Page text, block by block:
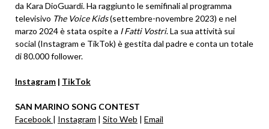
da Kara DioGuardi. Ha raggiunto le semifinali al programma
televisivo The Voice Kids(settembre-novembre 2023) e nel
marzo 2024 è stata ospite a I Fatti Vostri. La sua attività sui
social (Instagram e TikTok) è gestita dal padre e conta un totale
di 80.000 follower.
Instagram | TikTok
SAN MARINO SONG CONTEST
Facebook | Instagram | Sito Web | Email